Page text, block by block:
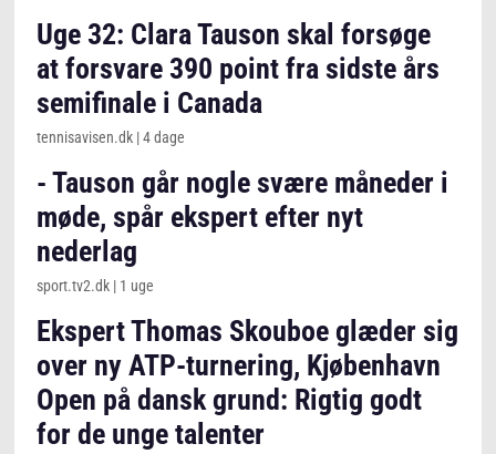
Uge 32: Clara Tauson skal forsøge
at forsvare 390 point fra sidste års
semifinale i Canada
tennisavisen.dk |4 dage
- Tauson går nogle svære måneder i
møde, spår ekspert efter nyt
nederlag
sport.tv2.dk | 1 uge
Ekspert Thomas Skouboe glæder sig
over ny ATP-turnering, Kjøbenhavn
Open på dansk grund: Rigtig godt
for de unge talenter